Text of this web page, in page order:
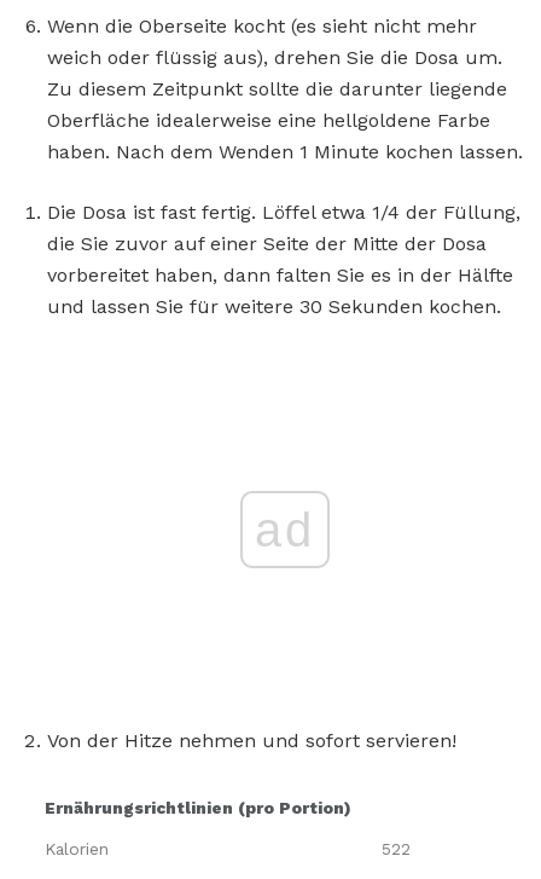
Wenn die Oberseite kocht (es sieht nicht mehr
weich oder flüssig aus), drehen Sie die Dosa um.
Zu diesem Zeitpunkt sollte die darunter liegende
Oberfläche idealerweise eine hellgoldene Farbe
haben. Nach dem Wenden 1 Minute kochen lassen.
Die Dosa ist fast fertig. Löffel etwa 1/4 der Füllung,
die Sie zuvor auf einer Seite der Mitte der Dosa
vorbereitet haben, dann falten Sie es in der Hälfte
und lassen Sie für weitere 30 Sekunden kochen.
ad
Von der Hitze nehmen und sofort servieren!
Ernährungsrichtlinien (pro Portion)
Kalorien 522